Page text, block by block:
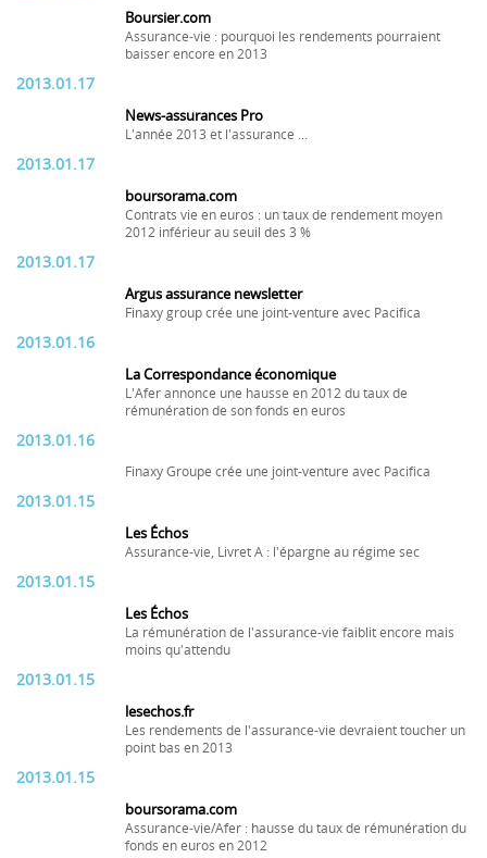
Boursier.com
Assurance-vie : pourquoi les rendements pourraient
baisser encore en 2013
2013.01.17
News-assurances Pro
L'année 2013 et l'assurance ...
2013.01.17
boursorama.com
Contrats vie en euros : un taux de rendement moyen
2012 inférieur au seuil des 3 %
2013.01.17
Argus assurance newsletter
Finaxy group crée une joint-venture avec Pacifica
2013.01.16
La Correspondance économique
L'Afer annonce une hausse en 2012 du taux de
rémunération de son fonds en euros
2013.01.16
Finaxy Groupe crée une joint-venture avec Pacifica
2013.01.15
Les Échos
Assurance-vie, Livret A : l'épargne au régime sec
2013.01.15
Les Échos
La rémunération de l'assurance-vie faiblit encore mais
moins qu'attendu
2013.01.15
lesechos.fr
Les rendements de l'assurance-vie devraient toucher un
point bas en 2013
2013.01.15
boursorama.com
Assurance-vie/Afer : hausse du taux de rémunération du
fonds en euros en 2012